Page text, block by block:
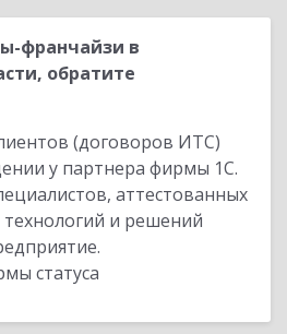
франчайзи в
обратите
(договоров ИТС)
у партнера фирмы 1С.
аттестованных
и решений
статуса